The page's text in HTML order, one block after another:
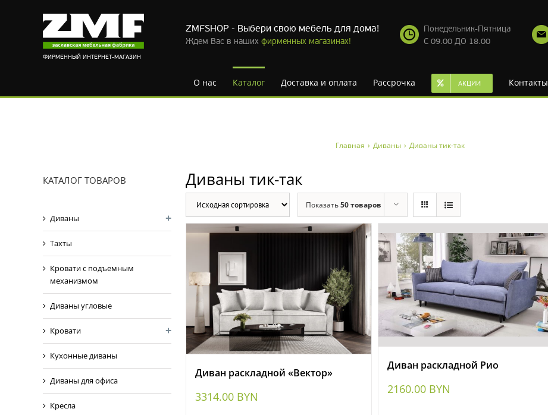
ФИРМЕННЫЙ ИНТЕРНЕТ-МАГАЗИН
ZMFSHOP - Выбери свою мебель для дома!
Ждем Вас в наших фирменных магазинах!
Понедельник-Пятница
С 09.00 ДО 18.00
О нас Каталог Доставка и оплата Рассрочка АКЦИИ Контакты
Главная › Диваны › Диваны тик-так
Диваны тик-так
Показать50 товаров
Диван раскладной «Вектор»
3314.00 BYN
Диван раскладной Рио
2160.00 BYN
КАТАЛОГ ТОВАРОВ
Диваны
Тахты
Кровати с подъемным
механизмом
Диваны угловые
Кровати
Кухонные диваны
Диваны для офиса
Кресла